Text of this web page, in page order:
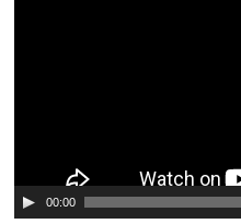
ดี
00:00